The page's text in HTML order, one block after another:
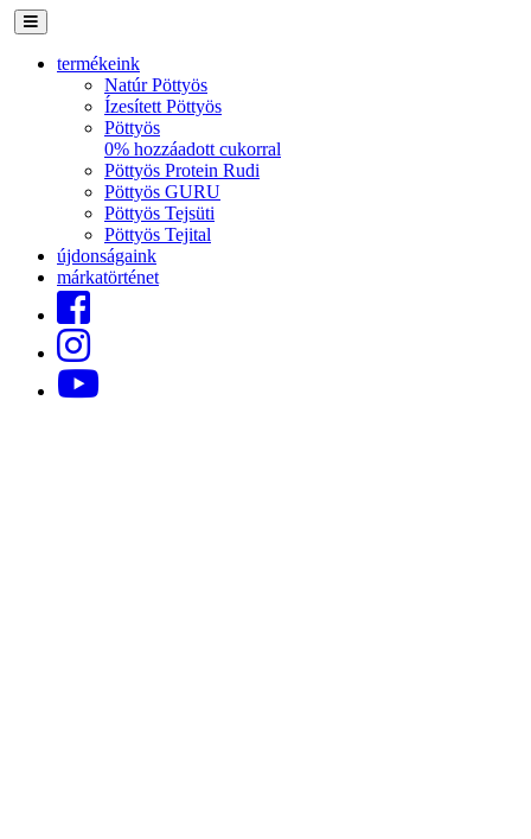
termékeink
Natúr Pöttyös
Ízesített Pöttyös
Pöttyös
0% hozzáadott cukorral
Pöttyös Protein Rudi
Pöttyös GURU
Pöttyös Tejsüti
Pöttyös Tejital
újdonságaink
márkatörténet